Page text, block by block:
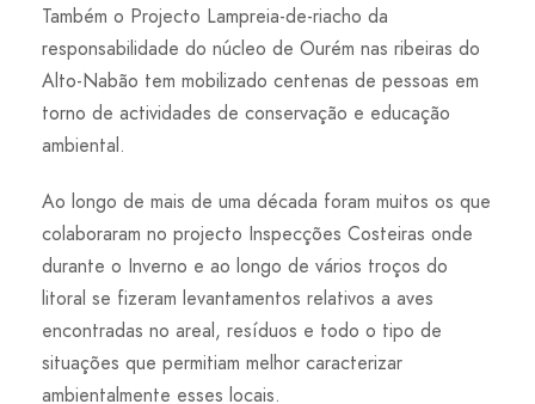
Também o Projecto Lampreia-de-riacho da
responsabilidade do núcleo de Ourém nas ribeiras do
Alto-Nabão tem mobilizado centenas de pessoas em
torno de actividades de conservação e educação
ambiental.
Ao longo de mais de uma década foram muitos os que
colaboraram no projecto Inspecções Costeiras onde
durante o Inverno e ao longo de vários troços do
litoral se fizeram levantamentos relativos a aves
encontradas no areal, resíduos e todo o tipo de
situações que permitiam melhor caracterizar
ambientalmente esses locais.